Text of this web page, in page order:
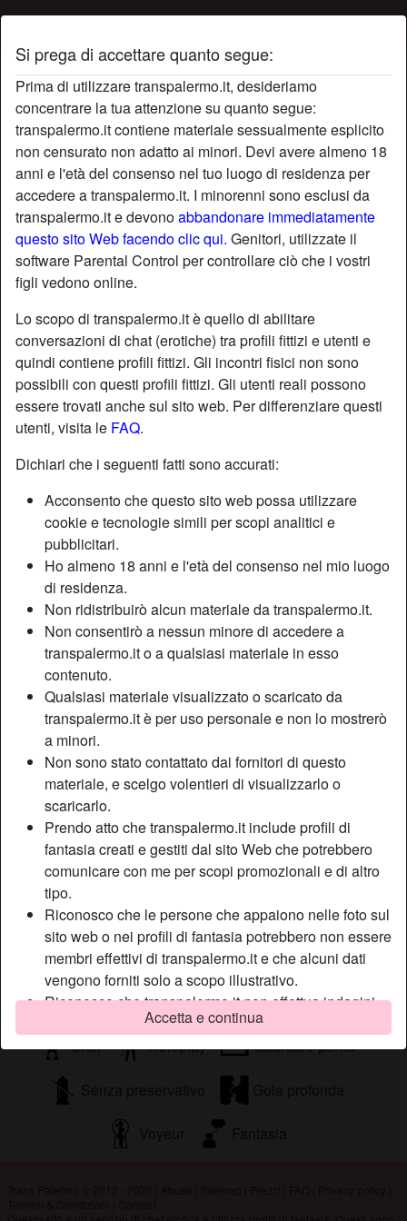
Si prega di accettare quanto segue:
Prima di utilizzare transpalermo.it, desideriamo
concentrare la tua attenzione su quanto segue:
transpalermo.it contiene materiale sessualmente esplicito
non censurato non adatto ai minori. Devi avere almeno 18
anni e l'età del consenso nel tuo luogo di residenza per
accedere a transpalermo.it. I minorenni sono esclusi da
transpalermo.it e devonoabbandonare immediatamente
questo sito Web facendo clic qui. Genitori, utilizzate il
software Parental Control per controllare ciò che i vostri
figli vedono online.
Lo scopo di transpalermo.it è quello di abilitare
conversazioni di chat (erotiche) tra profili fittizi e utenti e
quindi contiene profili fittizi. Gli incontri fisici non sono
possibili con questi profili fittizi. Gli utenti reali possono
essere trovati anche sul sito web. Per differenziare questi
utenti, visita le FAQ.
Dichiari che i seguenti fatti sono accurati:
Acconsento che questo sito web possa utilizzare
cookie e tecnologie simili per scopi analitici e
pubblicitari.
Ho almeno 18 anni e l'età del consenso nel mio luogo
di residenza.
Non ridistribuirò alcun materiale da transpalermo.it.
Non consentirò a nessun minore di accedere a
transpalermo.it o a qualsiasi materiale in esso
contenuto.
Qualsiasi materiale visualizzato o scaricato da
transpalermo.it è per uso personale e non lo mostrerò
a minori.
Non sono stato contattato dai fornitori di questo
materiale, e scelgo volentieri di visualizzarlo o
scaricarlo.
Prendo atto che transpalermo.it include profili di
fantasia creati e gestiti dal sito Web che potrebbero
comunicare con me per scopi promozionali e di altro
tipo.
Riconosco che le persone che appaiono nelle foto sul
sito web o nei profili di fantasia potrebbero non essere
membri effettivi di transpalermo.it e che alcuni dati
vengono forniti solo a scopo illustrativo.
Riconosco che transpalermo.it non effettua indagini
sui precedenti dei suoi membri e che il sito Web non
tenta altrimenti di verificare l'esattezza delle
dichiarazioni rese dai suoi membri.
Accetta e continua
Profilo di buconero
starAggiungi chatChatta adesso
Nickname:
Buconero
Età:
43
Paese:
Italia
Provincia:
Sesso:
Shemale
Sessualità:
Relazione:
Single
Colore dei capelli:
Scuro
Colore degli occhi:
Castani
Peso:
67 Kg
Depilata:
Sì
Fumatrice:
Descrizione
Voglio sfruttare la mia totale disponibilità per trovare una
verga capace di meritare la mia attenzione e tutte le mie
cure precisando che non ho alcuna intenzione di imbastire
nessuna storia d’amore.
Sta cercando
Uomo, Etero
Orali Roleplay Guardare porno